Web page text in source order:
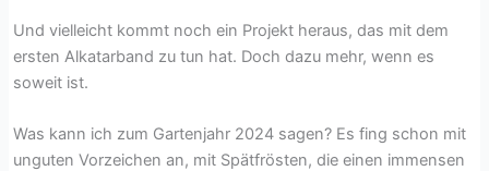
Und vielleicht kommt noch ein Projekt heraus, das mit dem
ersten Alkatarband zu tun hat. Doch dazu mehr, wenn es
soweit ist.
Was kann ich zum Gartenjahr 2024 sagen? Es fing schon mit
unguten Vorzeichen an, mit Spätfrösten, die einen immensen